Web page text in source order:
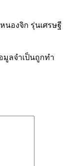
นองจิก รุ่นเศรษฐี
มูลจำเป็นถูกทำ